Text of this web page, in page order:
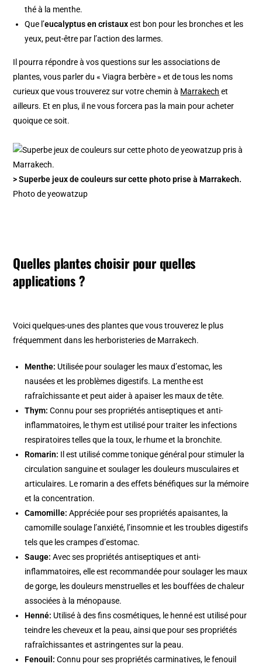
thé à la menthe.
Que l’eucalyptus en cristauxest bon pour les bronches et les
yeux, peut-être par l’action des larmes.
Il pourra répondre à vos questions sur les associations de
plantes, vous parler du « Viagra berbère » et de tous les noms
curieux que vous trouverez sur votre chemin à Marrakech et
ailleurs. Et en plus, il ne vous forcera pas la main pour acheter
quoique ce soit.
> Superbe jeux de couleurs sur cette photo prise à Marrakech.
Photo de yeowatzup
Quelles plantes choisir pour quelles
applications ?
Voici quelques-unes des plantes que vous trouverez le plus
fréquemment dans les herboristeries de Marrakech.
Menthe: Utilisée pour soulager les maux d’estomac, les
nausées et les problèmes digestifs. La menthe est
rafraîchissante et peut aider à apaiser les maux de tête.
Thym:Connu pour ses propriétés antiseptiques et anti-
inflammatoires, le thym est utilisé pour traiter les infections
respiratoires telles que la toux, le rhume et la bronchite.
Romarin: Il est utilisé comme tonique général pour stimuler la
circulation sanguine et soulager les douleurs musculaires et
articulaires. Le romarin a des effets bénéfiques sur la mémoire
et la concentration.
Camomille: Appréciée pour ses propriétés apaisantes, la
camomille soulage l’anxiété, l’insomnie et les troubles digestifs
tels que les crampes d’estomac.
Sauge:Avec ses propriétés antiseptiques et anti-
inflammatoires, elle est recommandée pour soulager les maux
de gorge, les douleurs menstruelles et les bouffées de chaleur
associées à la ménopause.
Henné: Utilisé à des fins cosmétiques, le henné est utilisé pour
teindre les cheveux et la peau, ainsi que pour ses propriétés
rafraîchissantes et astringentes sur la peau.
Fenouil:Connu pour ses propriétés carminatives, le fenouil